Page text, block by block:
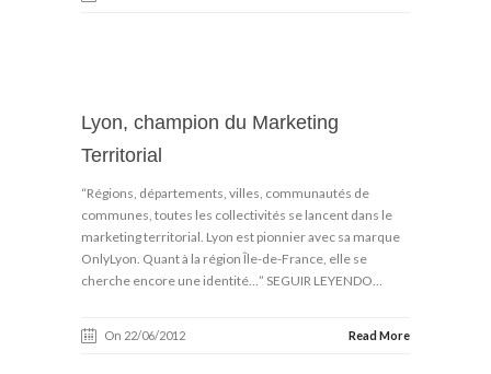
Lyon, champion du Marketing
Territorial
“Régions, départements, villes, communautés de
communes, toutes les collectivités se lancent dans le
marketing territorial. Lyon est pionnier avec sa marque
OnlyLyon. Quant à la région Île-de-France, elle se
cherche encore une identité…” SEGUIR LEYENDO…
On 22/06/2012 Read More